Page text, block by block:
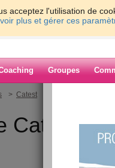
acceptez l'utilisation de
plus et gérer ces
Groupes
> Catest
Catest